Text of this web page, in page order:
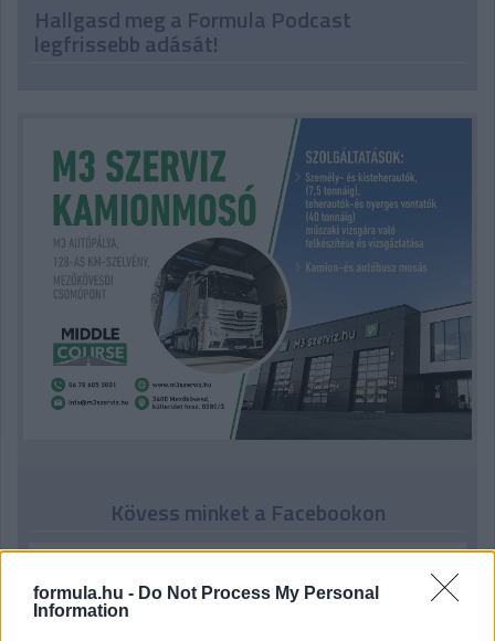
formula.hu - Do Not Process My Personal
Information
Hallgasd meg a Formula Podcast
legfrissebb adását!
Kövess minket a Facebookon